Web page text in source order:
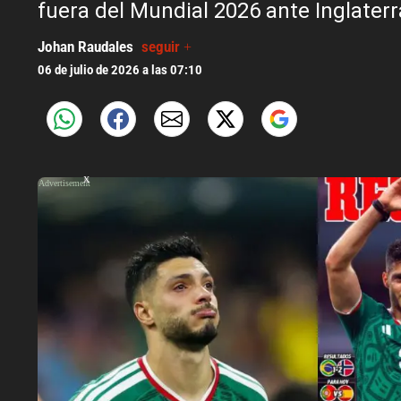
fuera del Mundial 2026 ante
Johan Raudales seguir +
06 de julio de 2026 a las 07:10
X